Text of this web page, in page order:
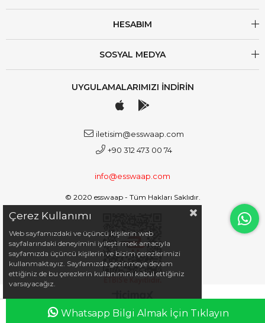
HESABIM
SOSYAL MEDYA
UYGULAMALARIMIZI İNDİRİN
iletisim@esswaap.com
+90 312 473 00 74
Whatsapp Bilgi Almak İçin Tıklayın
info@esswaap.com
© 2020 esswaap - Tüm Hakları Saklıdır.
Çerez Kullanımı
Web sayfamızdaki ve üçüncü kişilerin web
sayfalarındaki deneyimini iyileştirmek amacıyla
sayfamızda üçüncü kişilerin ve bizim çerezlerimizi
kullanmaktayız. Sayfamızda gezinmeye devam
ettiğiniz de bu çerezlerin kullanımını kabul ettiğiniz
varsayacağız.
Anasayfa Favorilerim Sepetim Üye Girişi